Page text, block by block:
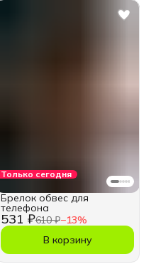
Только сегодня
531 ₽610 ₽−13%
Брелок обвес для
телефона
В корзину